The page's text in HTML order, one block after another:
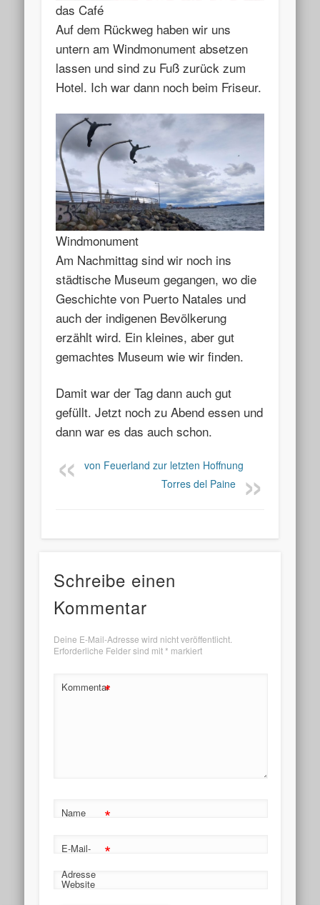
das Café
Auf dem Rückweg haben wir uns
untern am Windmonument absetzen
lassen und sind zu Fuß zurück zum
Hotel. Ich war dann noch beim Friseur.
Windmonument
Am Nachmittag sind wir noch ins
städtische Museum gegangen, wo die
Geschichte von Puerto Natales und
auch der indigenen Bevölkerung
erzählt wird. Ein kleines, aber gut
gemachtes Museum wie wir finden.
Damit war der Tag dann auch gut
gefüllt. Jetzt noch zu Abend essen und
dann war es das auch schon.
von Feuerland zur letzten Hoffnung
Torres del Paine
Schreibe einen
Kommentar
Deine E-Mail-Adresse wird nicht veröffentlicht.
Erforderliche Felder sind mit* markiert
Kommentar
*
Name *
E-Mail-
Adresse
*
Website